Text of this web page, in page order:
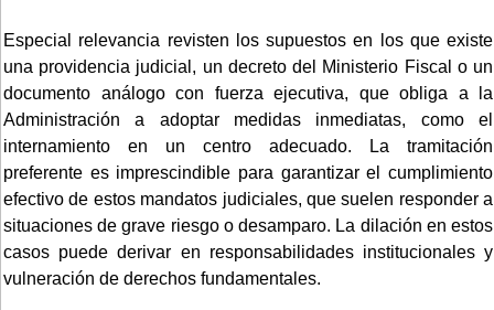
Especial relevancia revisten los supuestos en los que existe
una providencia judicial, un decreto del Ministerio Fiscal o un
documento análogo con fuerza ejecutiva, que obliga a la
Administración a adoptar medidas inmediatas, como el
internamiento en un centro adecuado. La tramitación
preferente es imprescindible para garantizar el cumplimiento
efectivo de estos mandatos judiciales, que suelen responder a
situaciones de grave riesgo o desamparo. La dilación en estos
casos puede derivar en responsabilidades institucionales y
vulneración de derechos fundamentales.